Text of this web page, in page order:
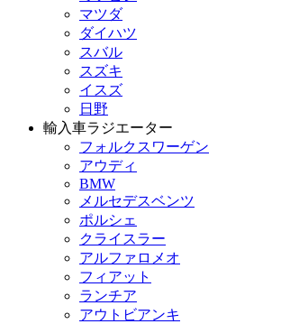
マツダ
ダイハツ
スバル
スズキ
イスズ
日野
輸入車ラジエーター
フォルクスワーゲン
アウディ
BMW
メルセデスベンツ
ポルシェ
クライスラー
アルファロメオ
フィアット
ランチア
アウトビアンキ